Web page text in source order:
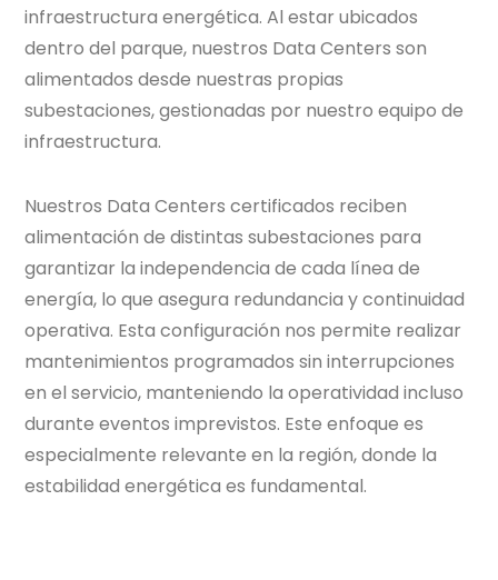
infraestructura energética. Al estar ubicados
dentro del parque, nuestros Data Centers son
alimentados desde nuestras propias
subestaciones, gestionadas por nuestro equipo de
infraestructura.
Nuestros Data Centers certificados reciben
alimentación de distintas subestaciones para
garantizar la independencia de cada línea de
energía, lo que asegura redundancia y continuidad
operativa. Esta configuración nos permite realizar
mantenimientos programados sin interrupciones
en el servicio, manteniendo la operatividad incluso
durante eventos imprevistos. Este enfoque es
especialmente relevante en la región, donde la
estabilidad energética es fundamental.